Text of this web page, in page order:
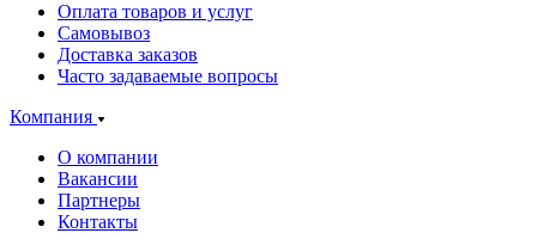
Оплата товаров и услуг
Самовывоз
Доставка заказов
Часто задаваемые вопросы
Компания
О компании
Вакансии
Партнеры
Контакты